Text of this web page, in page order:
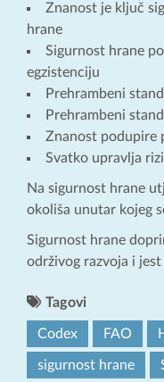
Znanost je ključ
hrane
Sigurnost hrane
egzistenciju
Prehrambeni
Prehrambeni
Znanost podupire
Svatko upravlja
Na sigurnost hrane
okoliša unutar kojeg
Sigurnost hrane
održivog razvoja i
Tagovi
Codex FAO
sigurnost hrane